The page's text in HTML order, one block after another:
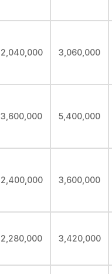
2,040,000 3,060,000
3,600,000 5,400,000
2,400,000 3,600,000
2,280,000 3,420,000